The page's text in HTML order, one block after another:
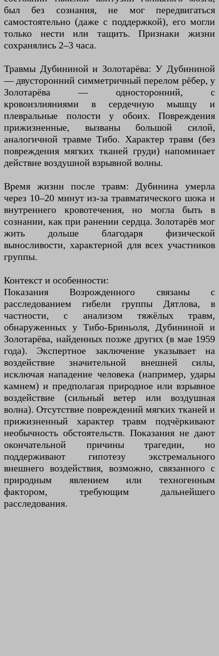
был без сознания, не мог передвигаться
самостоятельно (даже с поддержкой), его могли
только нести или тащить. Признаки жизни
сохранялись 2–3 часа.
Травмы Дубининой и Золотарёва: У Дубининой
— двусторонний симметричный перелом рёбер, у
Золотарёва — односторонний, с
кровоизлияниями в сердечную мышцу и
плевральные полости у обоих. Повреждения
прижизненные, вызваны большой силой,
аналогичной травме Тибо. Характер травм (без
повреждения мягких тканей груди) напоминает
действие воздушной взрывной волны.
Время жизни после травм: Дубинина умерла
через 10–20 минут из-за травматического шока и
внутреннего кровотечения, но могла быть в
сознании, как при ранении сердца. Золотарёв мог
жить дольше благодаря физической
выносливости, характерной для всех участников
группы.
Контекст и особенности:
Показания Возрожденного связаны с
расследованием гибели группы Дятлова, в
частности, с анализом тяжёлых травм,
обнаруженных у Тибо-Бриньоля, Дубининой и
Золотарёва, найденных позже других (в мае 1959
года). Экспертное заключение указывает на
воздействие значительной внешней силы,
исключая нападение человека (например, удары
камнем) и предполагая природное или взрывное
воздействие (сильный ветер или воздушная
волна). Отсутствие повреждений мягких тканей и
прижизненный характер травм подчёркивают
необычность обстоятельств. Показания не дают
окончательной причины трагедии, но
поддерживают гипотезу экстремального
внешнего воздействия, возможно, связанного с
природным явлением или техногенным
фактором, требующим дальнейшего
расследования.